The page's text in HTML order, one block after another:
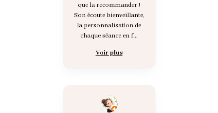
que la recommander !
Son écoute bienveillante,
la personnalisation de
chaque séance en f...
Voir plus